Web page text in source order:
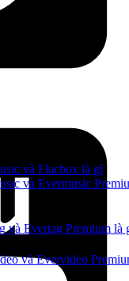
và Flacbox là gì
và Evermusic
và Evertag Premium là
và Evervideo